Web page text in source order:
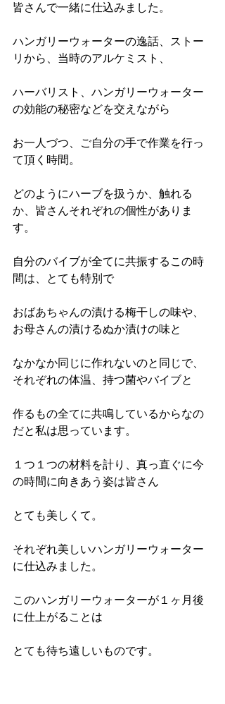
皆さんで一緒に仕込みました。
ハンガリーウォーターの逸話、ストー
リから、当時のアルケミスト、
ハーバリスト、ハンガリーウォーター
の効能の秘密などを交えながら
お一人づつ、ご自分の手で作業を行っ
て頂く時間。
どのようにハーブを扱うか、触れる
か、皆さんそれぞれの個性がありま
す。
自分のバイブが全てに共振するこの時
間は、とても特別で
おばあちゃんの漬ける梅干しの味や、
お母さんの漬けるぬか漬けの味と
なかなか同じに作れないのと同じで、
それぞれの体温、持つ菌やバイブと
作るもの全てに共鳴しているからなの
だと私は思っています。
１つ１つの材料を計り、真っ直ぐに今
の時間に向きあう姿は皆さん
とても美しくて。
それぞれ美しいハンガリーウォーター
に仕込みました。
このハンガリーウォーターが１ヶ月後
に仕上がることは
とても待ち遠しいものです。